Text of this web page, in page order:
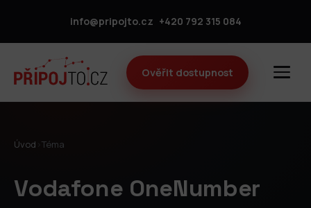
info@pripojto.cz +420 792 315 084
Ověřit dostupnost
Úvod Téma
Vodafone OneNumber